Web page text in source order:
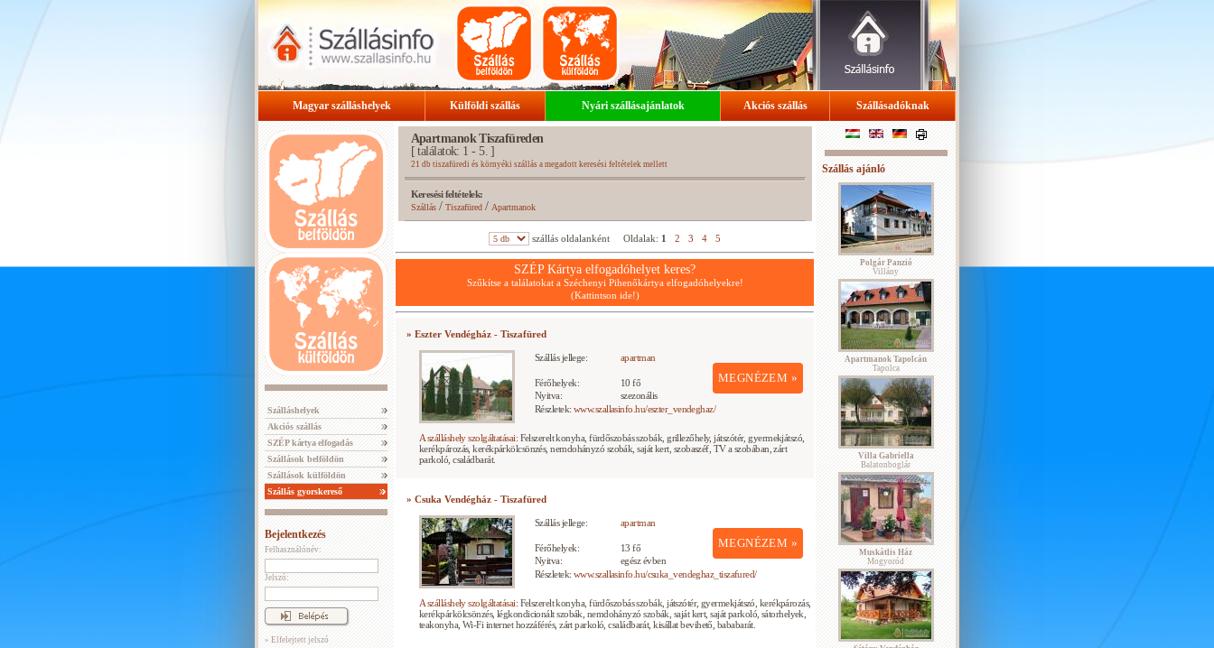
Magyar szálláshelyek Külföldi szállás Nyári szállásajánlatok Akciós szállás Szállásadóknak
Szálláshelyek
Akciós szállás
SZÉP kártya elfogadás
Szállások belföldön
Szállások külföldön
Szállás gyorskereső
Bejelentkezés
Felhasználónév:
Jelszó:
» Elfelejtett jelszó
Apartmanok Tiszafüreden
[ találatok: 1 - 5. ]
21 db tiszafüredi és környéki szállás a megadott keresési feltételek mellett
Keresési feltételek:
Szállás/ Tiszafüred/Apartmanok
szállás oldalanként Oldalak: 1 2 3 4 5
SZÉP Kártya elfogadóhelyet keres?
Szűkítse a találatokat a Széchenyi Pihenőkártya elfogadóhelyekre!
(Kattintson ide!)
» Eszter Vendégház - Tiszafüred
Szállás jellege: apartman
MEGNÉZEM »
Férőhelyek:
10 fő
Nyitva:
szezonális
Részletek: www.szallasinfo.hu/eszter_vendeghaz/
A szálláshely szolgáltatásai: Felszerelt konyha, fürdőszobás szobák, grillezőhely, játszótér, gyermekjátszó,
kerékpározás, kerékpárkölcsönzés, nemdohányzó szobák, saját kert, szobaszéf, TV a szobában, zárt
parkoló, családbarát.
» Csuka Vendégház - Tiszafüred
Szállás jellege: apartman
MEGNÉZEM »
Férőhelyek:
13 fő
Nyitva:
egész évben
Részletek: www.szallasinfo.hu/csuka_vendeghaz_tiszafured/
A szálláshely szolgáltatásai: Felszerelt konyha, fürdőszobás szobák, játszótér, gyermekjátszó, kerékpározás,
kerékpárkölcsönzés, légkondicionált szobák, nemdohányzó szobák, saját kert, saját parkoló, sátorhelyek,
teakonyha, Wi-Fi internet hozzáférés, zárt parkoló, családbarát, kisállat bevihető, bababarát.
Szállás ajánló
Polgár Panzió
Villány
Apartmanok Tapolcán
Tapolca
Villa Gabriella
Balatonboglár
Muskátlis Ház
Mogyoród